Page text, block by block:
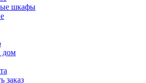
шкафы
дом
заказ